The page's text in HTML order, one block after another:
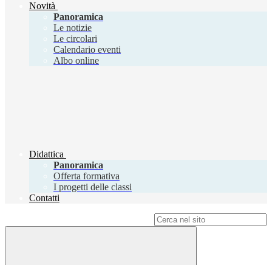
Novità
Panoramica
Le notizie
Le circolari
Calendario eventi
Albo online
Didattica
Panoramica
Offerta formativa
I progetti delle classi
Contatti